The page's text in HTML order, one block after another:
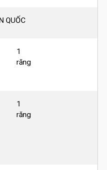
QUỐC
1
răng
1
răng